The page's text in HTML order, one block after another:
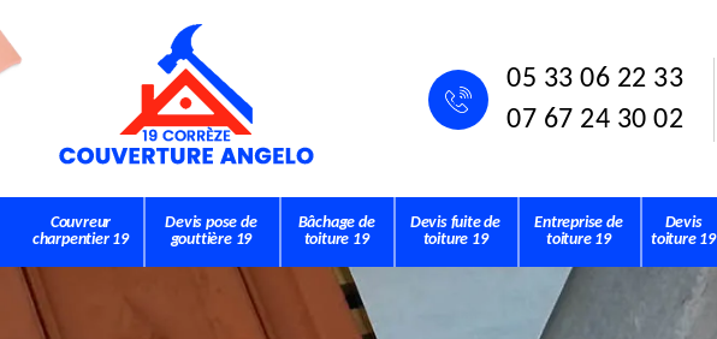
05 33 06 22 33
07 67 24 30 02
Couvreur
charpentier 19
Devis pose de
gouttière 19
Bâchage de
toiture 19
Devis fuite de
toiture 19
Entreprise de
toiture 19
Devis
toiture 19